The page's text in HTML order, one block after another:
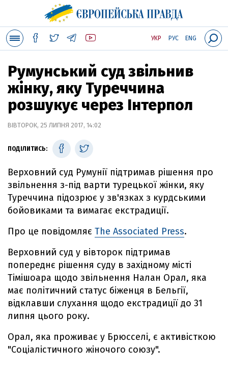
УКР РУС ENG
Румунський суд звільнив
жінку, яку Туреччина
розшукує через Інтерпол
ВІВТОРОК, 25 ЛИПНЯ 2017, 14:02
ПОДІЛИТИСЬ:
Верховний суд Румунії підтримав рішення про
звільнення з-під варти турецької жінки, яку
Туреччина підозрює у зв'язках з курдськими
бойовиками та вимагає екстрадиції.
Про це повідомляє The Associated Press.
Верховний суд у вівторок підтримав
попереднє рішення суду в західному місті
Тімішоара щодо звільнення Налан Орал, яка
має політичний статус біженця в Бельгії,
відклавши слухання щодо екстрадиції до 31
липня цього року.
Орал, яка проживає у Брюсселі, є активісткою
"Соціалістичного жіночого союзу".